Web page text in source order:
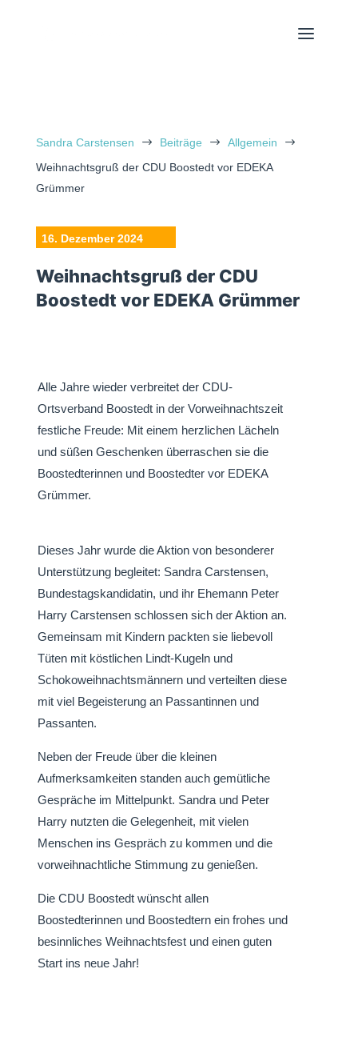
Sandra Carstensen $ Beiträge $ Allgemein
$
Weihnachtsgruß der CDU Boostedt vor EDEKA
Grümmer
16. Dezember 2024
Weihnachtsgruß der CDU
Boostedt vor EDEKA Grümmer
Alle Jahre wieder verbreitet der CDU-
Ortsverband Boostedt in der Vorweihnachtszeit
festliche Freude: Mit einem herzlichen Lächeln
und süßen Geschenken überraschen sie die
Boostedterinnen und Boostedter vor EDEKA
Grümmer.
Dieses Jahr wurde die Aktion von besonderer
Unterstützung begleitet: Sandra Carstensen,
Bundestagskandidatin, und ihr Ehemann Peter
Harry Carstensen schlossen sich der Aktion an.
Gemeinsam mit Kindern packten sie liebevoll
Tüten mit köstlichen Lindt-Kugeln und
Schokoweihnachtsmännern und verteilten diese
mit viel Begeisterung an Passantinnen und
Passanten.
Neben der Freude über die kleinen
Aufmerksamkeiten standen auch gemütliche
Gespräche im Mittelpunkt. Sandra und Peter
Harry nutzten die Gelegenheit, mit vielen
Menschen ins Gespräch zu kommen und die
vorweihnachtliche Stimmung zu genießen.
Die CDU Boostedt wünscht allen
Boostedterinnen und Boostedtern ein frohes und
besinnliches Weihnachtsfest und einen guten
Start ins neue Jahr!